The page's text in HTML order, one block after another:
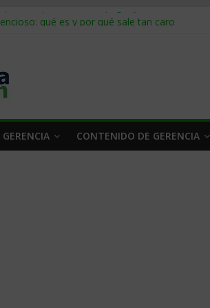
para empresas: cómo pagar y cobrar en 2026
en la cadena de suministro: qué hacer
de EE. UU.: cómo segmentarlo y venderle
CONTENIDO DE GERENCIA